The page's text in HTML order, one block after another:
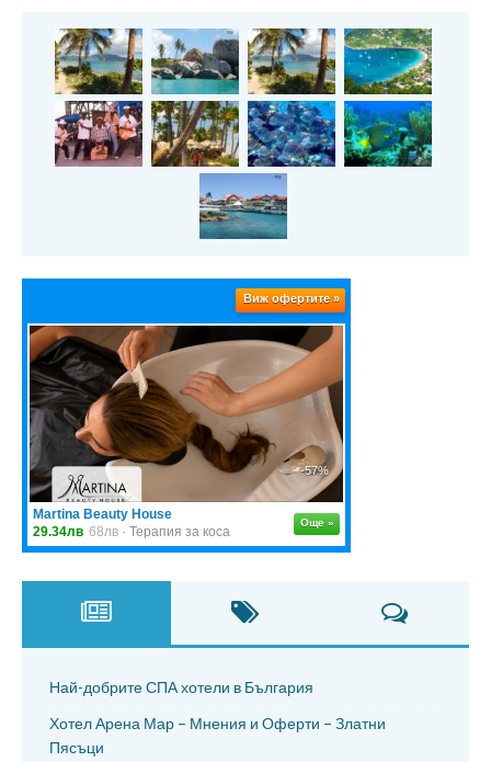
Най-добрите СПА хотели в България
Хотел Арена Мар – Мнения и Оферти – Златни
Пясъци